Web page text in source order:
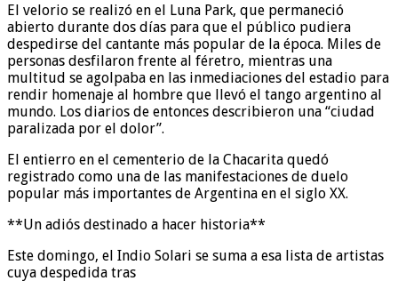
El velorio se realizó en el Luna Park, que permaneció
abierto durante dos días para que el público pudiera
despedirse del cantante más popular de la época. Miles de
personas desfilaron frente al féretro, mientras una
multitud se agolpaba en las inmediaciones del estadio para
rendir homenaje al hombre que llevó el tango argentino al
mundo. Los diarios de entonces describieron una “ciudad
paralizada por el dolor”.
El entierro en el cementerio de la Chacarita quedó
registrado como una de las manifestaciones de duelo
popular más importantes de Argentina en el siglo XX.
**Un adiós destinado a hacer historia**
Este domingo, el Indio Solari se suma a esa lista de artistas
cuya despedida tras